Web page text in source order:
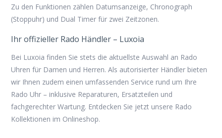
Zu den Funktionen zählen Datumsanzeige, Chronograph
(Stoppuhr) und Dual Timer für zwei Zeitzonen.
Ihr offizieller Rado Händler – Luxoia
Bei Luxoia finden Sie stets die aktuellste Auswahl an Rado
Uhren für Damen und Herren. Als autorisierter Händler bieten
wir Ihnen zudem einen umfassenden Service rund um Ihre
Rado Uhr – inklusive Reparaturen, Ersatzteilen und
fachgerechter Wartung. Entdecken Sie jetzt unsere Rado
Kollektionen im Onlineshop.